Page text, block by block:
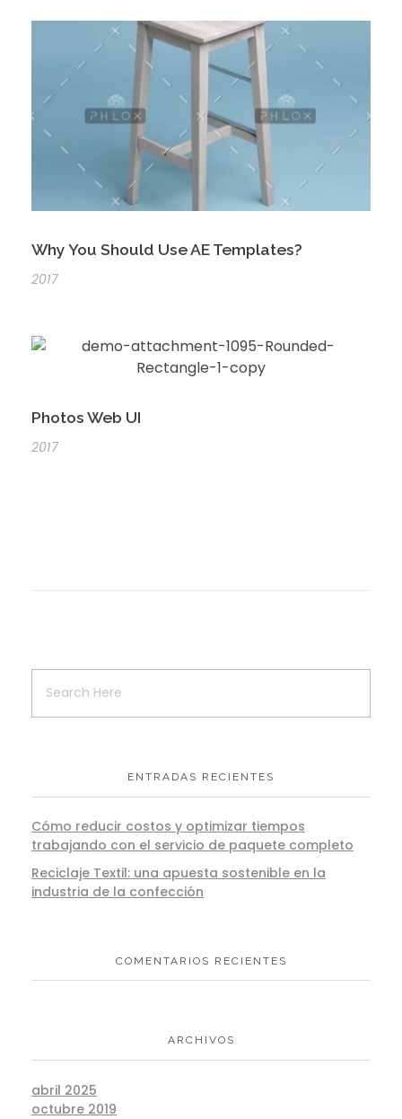
Why You Should Use AE Templates?
2017
Photos Web UI
2017
ENTRADAS RECIENTES
Cómo reducir costos y optimizar tiempos
trabajando con el servicio de paquete completo
Reciclaje Textil: una apuesta sostenible en la
industria de la confección
COMENTARIOS RECIENTES
ARCHIVOS
abril 2025
octubre 2019